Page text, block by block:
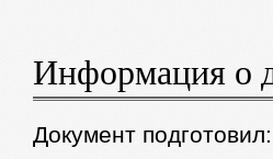
Информация о
Документ